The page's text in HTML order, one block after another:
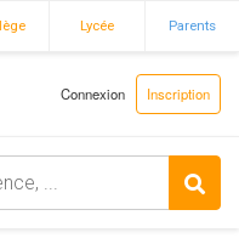
Lycée Parents
Connexion Inscription